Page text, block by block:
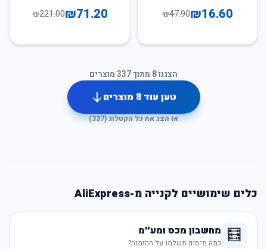
₪16.60
₪47.90
₪71.20
₪221.00
הצגנו8 מתוך337מוצרים
טען עוד8 מוצרים
או הצג את כל הקטלוג (337
)
כלים שימושיים לקנייה מ-AliExpress
🧮 מחשבון מכס ומע״מ
כמה מיסים תשלמו על ההזמנה?